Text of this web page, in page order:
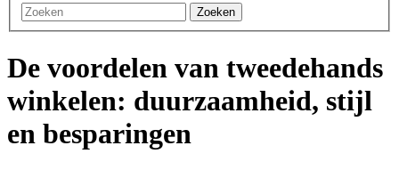
Zoeken
De voordelen van tweedehands
winkelen: duurzaamheid, stijl
en besparingen